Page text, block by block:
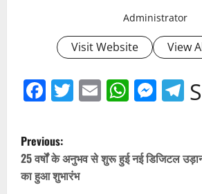
Administrator
Visit Website View
Facebook
Twitter
Email
P
o
Previous:
25 वर्षों के अनुभव से शुरू हुई नई डिजिटल
का हुआ शुभारंभ